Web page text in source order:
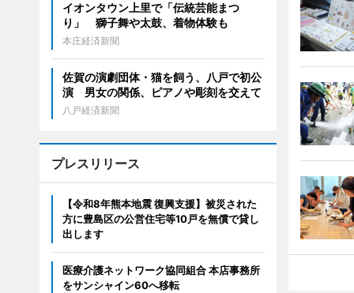
イオンタウン上里で「伝統芸能まつ
り」 獅子舞や太鼓、着物体験も
本庄経済新聞
佐賀の演劇団体・猫を飼う、八戸で初公
演 男女の関係、ピアノや彫刻を交えて
八戸経済新聞
プレスリリース
【令和8年熊本地震 復興支援】被災された
方に豊島区の公営住宅等10戸を無償で貸し
出します
医療介護ネットワーク協同組合 本店事務所
をサンシャイン60へ移転